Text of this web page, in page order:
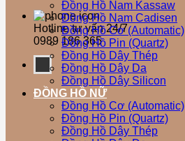
Hotline tư vấn 24/7
0989 186 365
Đồng Hồ Nam Kassaw
Đồng Hồ Nam Cadisen
Đồng Hồ Cơ (Automatic)
Đồng Hồ Pin (Quartz)
Đồng Hồ Dây Thép
Đồng Hồ Dây Da
Đồng Hồ Dây Silicon
ĐỒNG HỒ NỮ
Đồng Hồ Cơ (Automatic)
Đồng Hồ Pin (Quartz)
Đồng Hồ Dây Thép